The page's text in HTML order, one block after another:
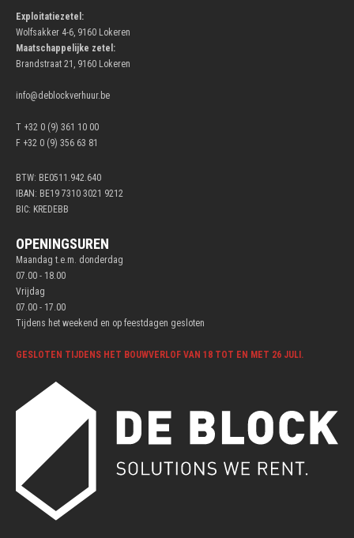
Exploitatiezetel:
Wolfsakker 4-6, 9160 Lokeren
Maatschappelijke zetel:
Brandstraat 21, 9160 Lokeren
info@deblockverhuur.be
T +32 0 (9) 361 10 00
F +32 0 (9) 356 63 81
BTW: BE0511.942.640
IBAN: BE19 7310 3021 9212
BIC: KREDEBB
OPENINGSUREN
Maandag t.e.m. donderdag
07.00 - 18.00
Vrijdag
07.00 - 17.00
Tijdens het weekend en op feestdagen gesloten
GESLOTEN TIJDENS HET BOUWVERLOF VAN 18 TOT EN MET 26 JULI.